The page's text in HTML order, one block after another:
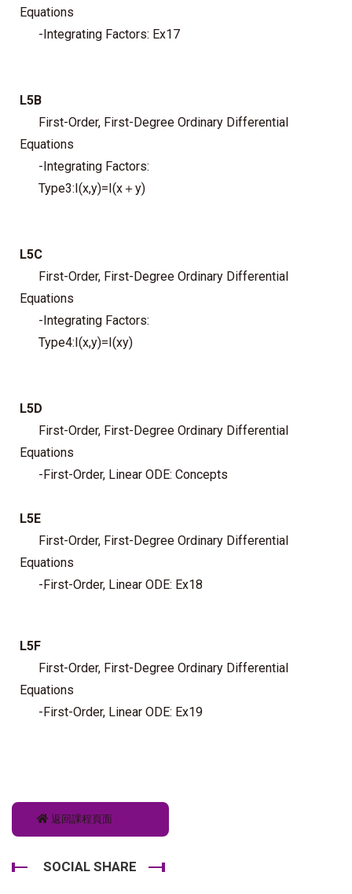
Equations
-Integrating Factors: Ex17
L5B
First-Order, First-Degree Ordinary Differential
Equations
-Integrating Factors:
Type3:I(x,y)=I(x＋y)
L5C
First-Order, First-Degree Ordinary Differential
Equations
-Integrating Factors:
Type4:I(x,y)=I(xy)
L5D
First-Order, First-Degree Ordinary Differential
Equations
-First-Order, Linear ODE: Concepts
L5E
First-Order, First-Degree Ordinary Differential
Equations
-First-Order, Linear ODE: Ex18
L5F
First-Order, First-Degree Ordinary Differential
Equations
-First-Order, Linear ODE: Ex19
返回課程頁面
SOCIAL SHARE